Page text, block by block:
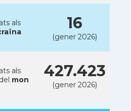
als
16
(gener 2026)
als
mon 427.423
(gener 2026)